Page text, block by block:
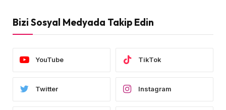
Bizi Sosyal Medyada Takip Edin
YouTube TikTok
Twitter Instagram